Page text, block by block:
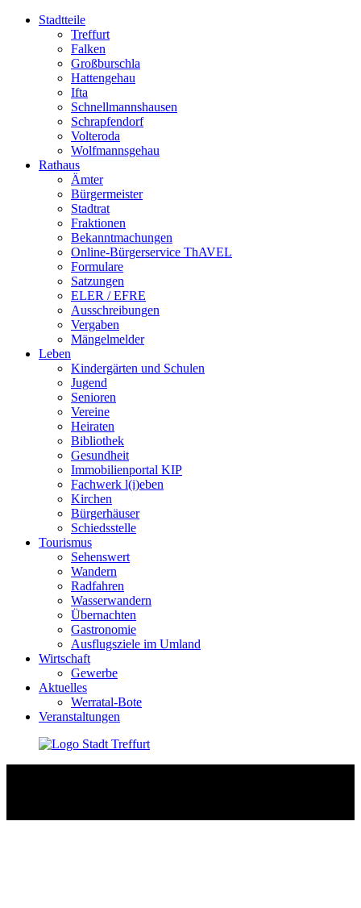
Stadtteile
Treffurt
Falken
Großburschla
Hattengehau
Ifta
Schnellmannshausen
Schrapfendorf
Volteroda
Wolfmannsgehau
Rathaus
Ämter
Bürgermeister
Stadtrat
Fraktionen
Bekanntmachungen
Online-Bürgerservice ThAVEL
Formulare
Satzungen
ELER / EFRE
Ausschreibungen
Vergaben
Mängelmelder
Leben
Kindergärten und Schulen
Jugend
Senioren
Vereine
Heiraten
Bibliothek
Gesundheit
Immobilienportal KIP
Fachwerk l(i)eben
Kirchen
Bürgerhäuser
Schiedsstelle
Tourismus
Sehenswert
Wandern
Radfahren
Wasserwandern
Übernachten
Gastronomie
Ausflugsziele im Umland
Wirtschaft
Gewerbe
Aktuelles
Werratal-Bote
Veranstaltungen